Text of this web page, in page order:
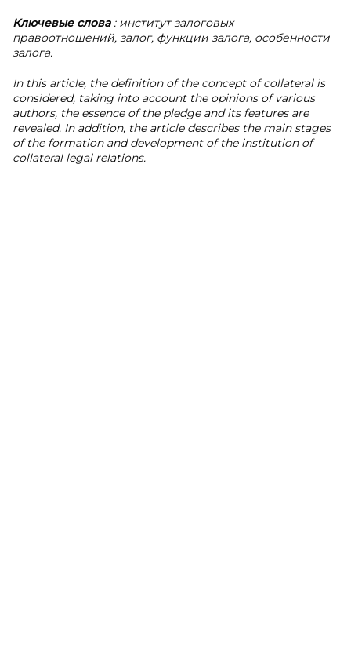
Ключевые слова : институт залоговых
правоотношений, залог, функции залога, особенности
залога.
In this article, the definition of the concept of collateral is
considered, taking into account the opinions of various
authors, the essence of the pledge and its features are
revealed. In addition, the article describes the main stages
of the formation and development of the institution of
collateral legal relations.